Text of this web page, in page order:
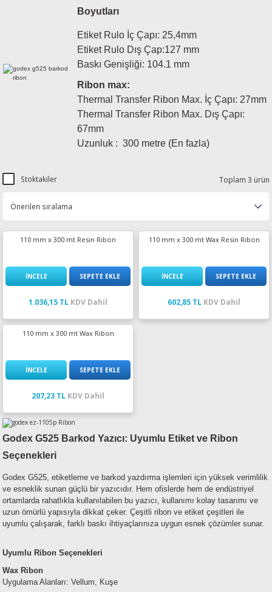
Boyutları
Etiket Rulo İç Çapı: 25,4mm
Etiket Rulo Dış Çap:127 mm
Baskı Genişliği: 104.1 mm
Ribon max:
Thermal Transfer Ribon Max. İç Çapı: 27mm
Thermal Transfer Ribon Max. Dış Çapı:
67mm
Uzunluk : 300 metre (En fazla)
Stoktakiler Toplam 3 ürün
110 mm x 300 mt Resin Ribon
İNCELE SEPETE EKLE
1.036,15 TL KDV Dahil
110 mm x 300 mt Wax Resin Ribon
İNCELE SEPETE EKLE
602,85 TL KDV Dahil
110 mm x 300 mt Wax Ribon
İNCELE SEPETE EKLE
207,23 TL KDV Dahil
Godex G525 Barkod Yazıcı: Uyumlu Etiket ve Ribon
Seçenekleri
Godex G525, etiketleme ve barkod yazdırma işlemleri için yüksek verimlilik
ve esneklik sunan güçlü bir yazıcıdır. Hem ofislerde hem de endüstriyel
ortamlarda rahatlıkla kullanılabilen bu yazıcı, kullanımı kolay tasarımı ve
uzun ömürlü yapısıyla dikkat çeker. Çeşitli ribon ve etiket çeşitleri ile
uyumlu çalışarak, farklı baskı ihtiyaçlarınıza uygun esnek çözümler sunar.
Uyumlu Ribon Seçenekleri
Wax Ribon
Uygulama Alanları: Vellum, Kuşe